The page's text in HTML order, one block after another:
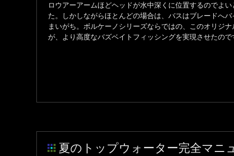
ロウアーアームほどヘッドが水中深くに位置するのでよい
た。しかしながらほとんどの場合は、バスはブレードへバ
まいがち。ボルケーノシリーズならではの、このオリジ
が、より高度なバズベイトフィッシングを実現させたので
夏のトップウォーター完全マニ